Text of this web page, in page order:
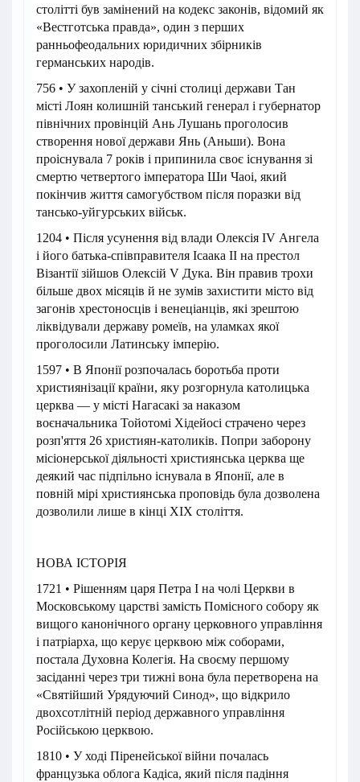
столітті був замінений на кодекс законів, відомий як
«Вестготська правда», один з перших
ранньофеодальних юридичних збірників
германських народів.
756 • У захопленій у січні столиці держави Тан
місті Лоян колишній танський генерал і губернатор
північних провінцій Ань Лушань проголосив
створення нової держави Янь (Аньши). Вона
проіснувала 7 років і припинила своє існування зі
смертю четвертого імператора Ши Чаоі, який
покінчив життя самогубством після поразки від
тансько-уйгурських військ.
1204 • Після усунення від влади Олексія IV Ангела
і його батька-співправителя Ісаака II на престол
Візантії зійшов Олексій V Дука. Він правив трохи
більше двох місяців й не зумів захистити місто від
загонів хрестоносців і венеціанців, які зрештою
ліквідували державу ромеїв, на уламках якої
проголосили Латинську імперію.
1597 • В Японії розпочалась боротьба проти
християнізації країни, яку розгорнула католицька
церква — у місті Нагасакі за наказом
воєначальника Тойотомі Хідейосі страчено через
розп'яття 26 християн-католиків. Попри заборону
місіонерської діяльності християнська церква ще
деякий час підпільно існувала в Японії, але в
повній мірі християнська проповідь була дозволена
дозволили лише в кінці ХІХ століття.
НОВА ІСТОРІЯ
1721 • Рішенням царя Петра I на чолі Церкви в
Московському царстві замість Помісного собору як
вищого канонічного органу церковного управління
і патріарха, що керує церквою між соборами,
постала Духовна Колегія. На своєму першому
засіданні через три тижні вона була перетворена на
«Святійший Урядуючий Синод», що відкрило
двохсотлітній період державного управління
Російською церквою.
1810 • У ході Піренейської війни почалась
французька облога Кадіса, який після падіння